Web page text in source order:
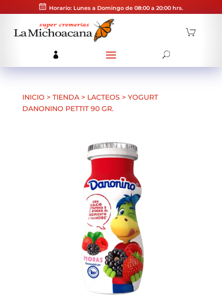
Horario: Lunes a Domingo de 08:00 a 20:00 hrs.
INICIO > TIENDA> LACTEOS > YOGURT
DANONINO PETTIT 90 GR.